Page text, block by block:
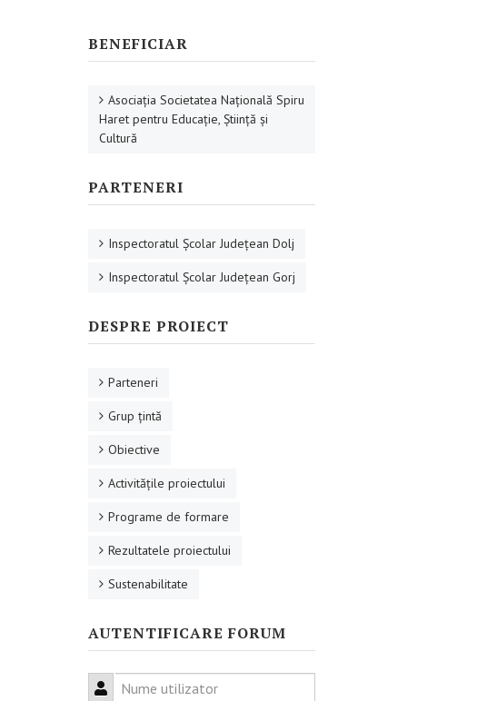
BENEFICIAR
Asociaţia Societatea Naţională Spiru
Haret pentru Educaţie, Ştiinţă şi
Cultură
PARTENERI
Inspectoratul Şcolar Judeţean Dolj
Inspectoratul Şcolar Judeţean Gorj
DESPRE PROIECT
Parteneri
Grup ţintă
Obiective
Activităţile proiectului
Programe de formare
Rezultatele proiectului
Sustenabilitate
AUTENTIFICARE FORUM
Nume utilizator